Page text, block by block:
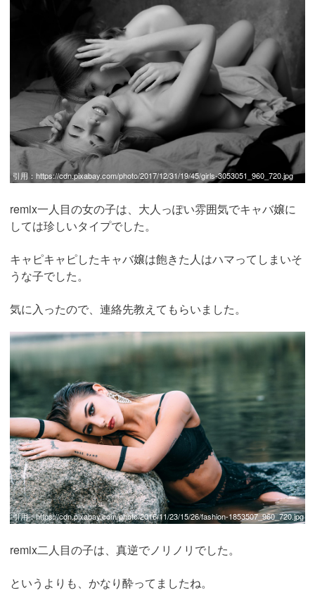
引用： https://cdn.pixabay.com/photo/2017/12/31/19/45/girls-3053051_960_720.jpg
remix一人目の女の子は、大人っぽい雰囲気でキャバ嬢に
しては珍しいタイプでした。
キャピキャピしたキャバ嬢は飽きた人はハマってしまいそ
うな子でした。
気に入ったので、連絡先教えてもらいました。
引用：https://cdn.pixabay.com/photo/2016/11/23/15/26/fashion-1853507_960_720.jpg
remix二人目の子は、真逆でノリノリでした。
というよりも、かなり酔ってましたね。